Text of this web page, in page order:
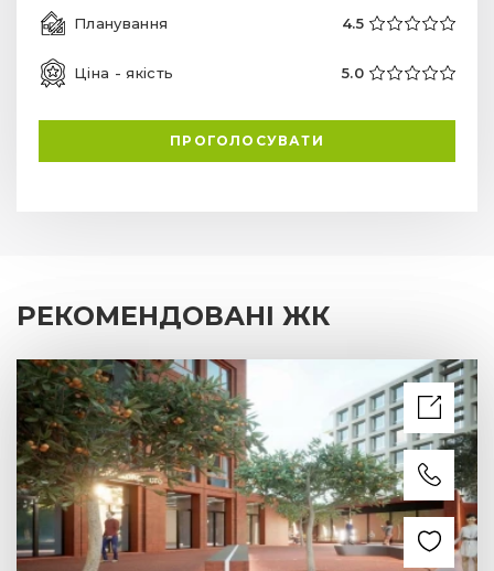
Планування 4.5
Ціна - якість 5.0
ПРОГОЛОСУВАТИ
РЕКОМЕНДОВАНІ ЖК